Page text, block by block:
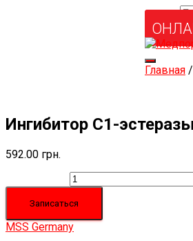
Найти:
навигацию
Главная /
Ингибитор С1-эстеразы
592.00 грн.
Записаться
MSS Germany